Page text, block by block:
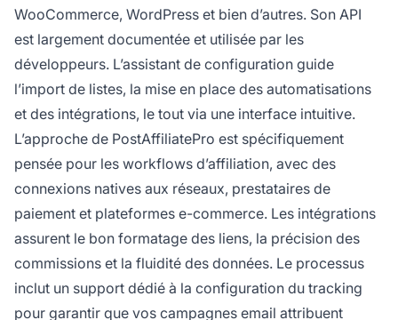
WooCommerce, WordPress et bien d’autres. Son API
est largement documentée et utilisée par les
développeurs. L’assistant de configuration guide
l’import de listes, la mise en place des automatisations
et des intégrations, le tout via une interface intuitive.
L’approche de PostAffiliatePro est spécifiquement
pensée pour les workflows d’affiliation, avec des
connexions natives aux réseaux, prestataires de
paiement et plateformes e-commerce. Les intégrations
assurent le bon formatage des liens, la précision des
commissions et la fluidité des données. Le processus
inclut un support dédié à la configuration du tracking
pour garantir que vos campagnes email attribuent